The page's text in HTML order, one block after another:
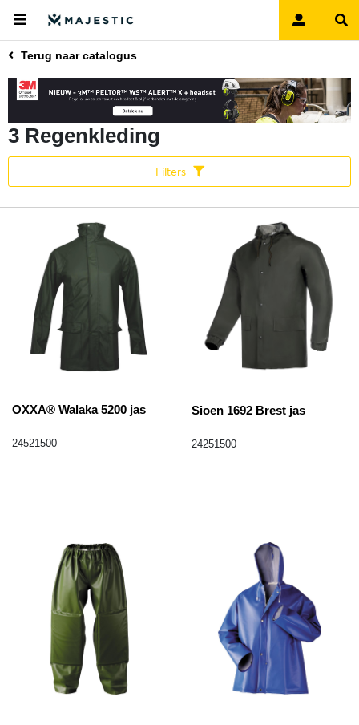
Terug naar catalogus
3 Regenkleding
Filters
OXXA® Walaka 5200 jas
24521500
Sioen 1692 Brest jas
24251500